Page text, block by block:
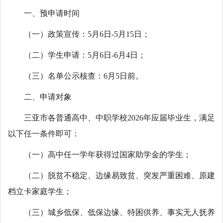
一、预申请时间
（一）政策宣传：5月6日-5月15日；
（二）学生申请：5月6日-6月4日；
（三）名单公示核查：6月5日前。
二、申请对象
三亚市各普通高中、中职学校2026年应届毕业生，满足
以下任一条件即可：
（一）高中任一学年获得过国家助学金的学生；
（二）脱贫不稳定、边缘易致贫、突发严重困难、原建
档立卡家庭学生；
（三）城乡低保、低保边缘、特困供养、事实无人抚养